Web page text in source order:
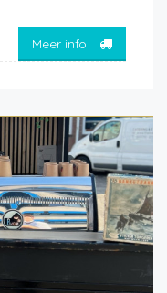
Meer info